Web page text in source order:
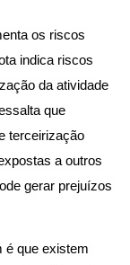
os riscos
indica riscos
da atividade
que
terceirização
a outros
gerar prejuízos
é que existem